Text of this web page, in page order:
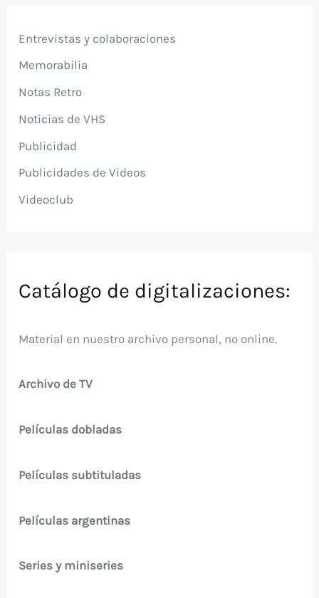
Entrevistas y colaboraciones
Memorabilia
Notas Retro
Noticias de VHS
Publicidad
Publicidades de Videos
Videoclub
Catálogo de digitalizaciones:
Material en nuestro archivo personal, no online.
Archivo de TV
Películas dobladas
Películas subtituladas
Películas argentinas
Series y miniseries